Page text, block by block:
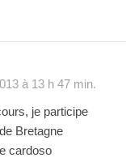
à 13 h 47 min.
je participe
Bretagne
cardoso